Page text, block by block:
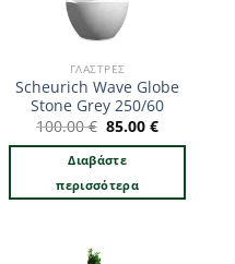
ΓΛΆΣΤΡΕΣ
Scheurich Wave Globe
Stone Grey 250/60
100.00€ Original
price
was:
100.00 €.
85.00€Η
τρέχουσα
τιμή
Διαβάστε
περισσότερα